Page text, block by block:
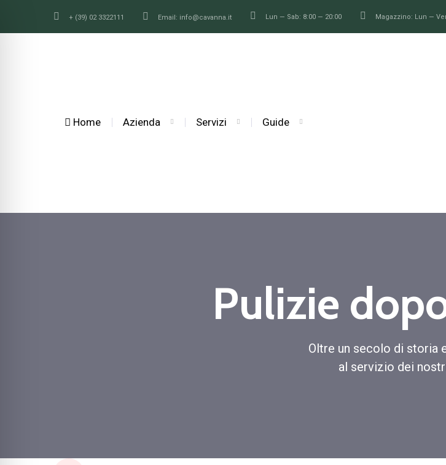
+ (39) 02 3322111 Email: info@cavanna.it Lun — Sab: 8:00 — 20:00 Magazzino: Lun —
Home Azienda Servizi Guide
Pulizie
Oltre un secolo di storia
al servizio dei